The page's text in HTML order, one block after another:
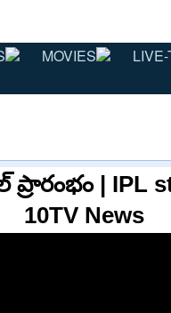
MOVIES
| IPL
10TV News